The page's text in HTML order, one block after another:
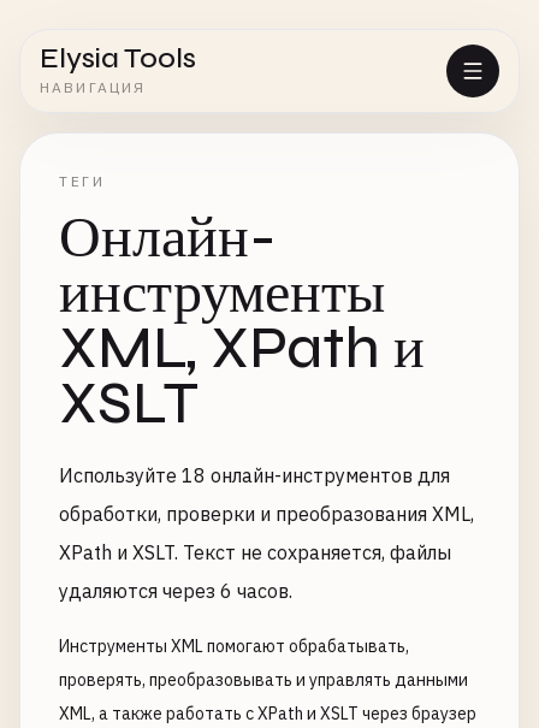
Elysia Tools
НАВИГАЦИЯ
ТЕГИ
Онлайн-
инструменты
XML, XPath и
XSLT
Используйте 18 онлайн-инструментов для
обработки, проверки и преобразования XML,
XPath и XSLT. Текст не сохраняется, файлы
удаляются через 6 часов.
Инструменты XML помогают обрабатывать,
проверять, преобразовывать и управлять данными
XML, а также работать с XPath и XSLT через браузер